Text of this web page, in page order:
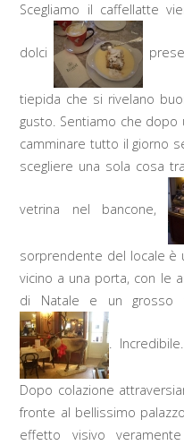
Scegliamo il caffellatte
dolci
tiepida che si rivelano
gusto. Sentiamo che
camminare tutto il giorno
scegliere una sola cosa
vetrina nel bancone,
sorprendente del locale è
vicino a una porta, con le
di Natale e un grosso
.
Dopo colazione
fronte al bellissimo
effetto visivo